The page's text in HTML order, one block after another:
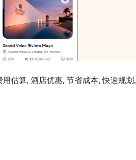
估算, 酒店优惠, 节省成本, 快速规划,